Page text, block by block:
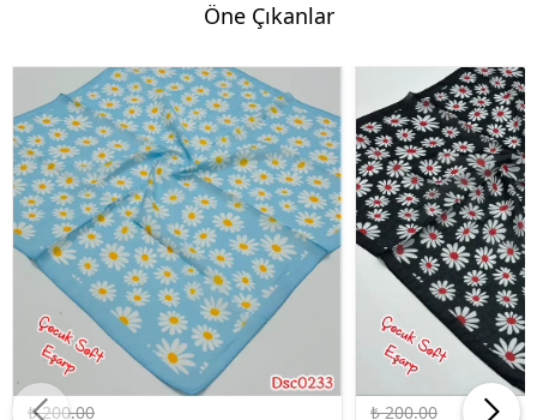
Öne Çıkanlar
%45 İndirim
₺ 200.00
%45 İndirim
₺ 200.00